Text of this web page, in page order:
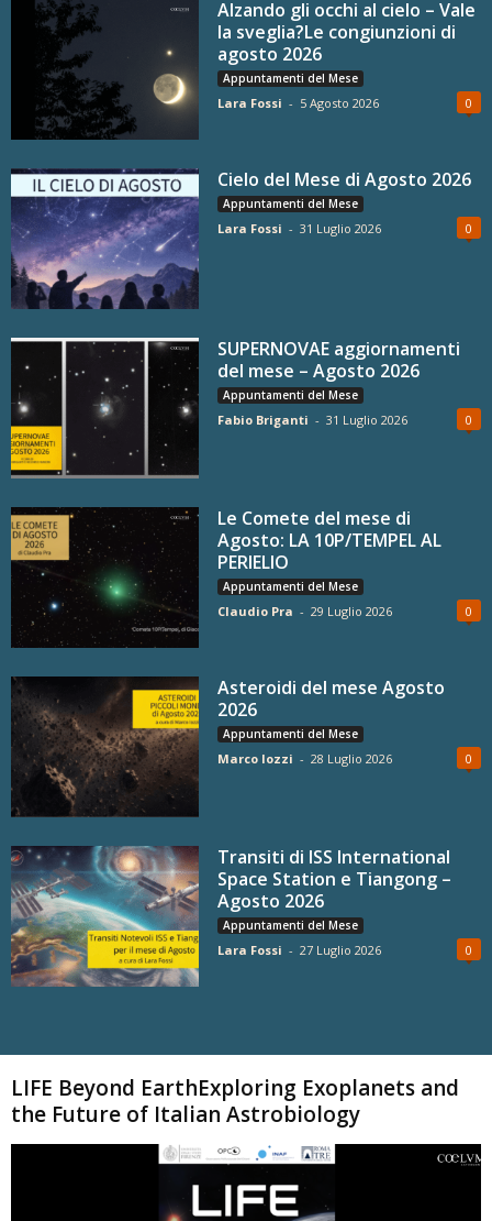
Alzando gli occhi al cielo – Vale
la sveglia?Le congiunzioni di
agosto 2026
Appuntamenti del Mese
Lara Fossi - 5 Agosto 2026 0
Cielo del Mese di Agosto 2026
Appuntamenti del Mese
Lara Fossi - 31 Luglio 2026 0
SUPERNOVAE aggiornamenti
del mese – Agosto 2026
Appuntamenti del Mese
Fabio Briganti - 31 Luglio 2026 0
Le Comete del mese di
Agosto: LA 10P/TEMPEL AL
PERIELIO
Appuntamenti del Mese
Claudio Pra - 29 Luglio 2026 0
Asteroidi del mese Agosto
2026
Appuntamenti del Mese
Marco Iozzi - 28 Luglio 2026 0
Transiti di ISS International
Space Station e Tiangong –
Agosto 2026
Appuntamenti del Mese
Lara Fossi - 27 Luglio 2026 0
LIFE Beyond EarthExploring Exoplanets and
the Future of Italian Astrobiology